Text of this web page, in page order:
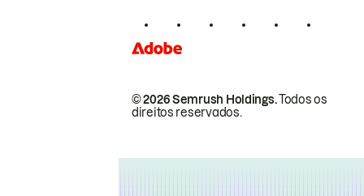
© 2026 Semrush Holdings.Todos os
direitos reservados.